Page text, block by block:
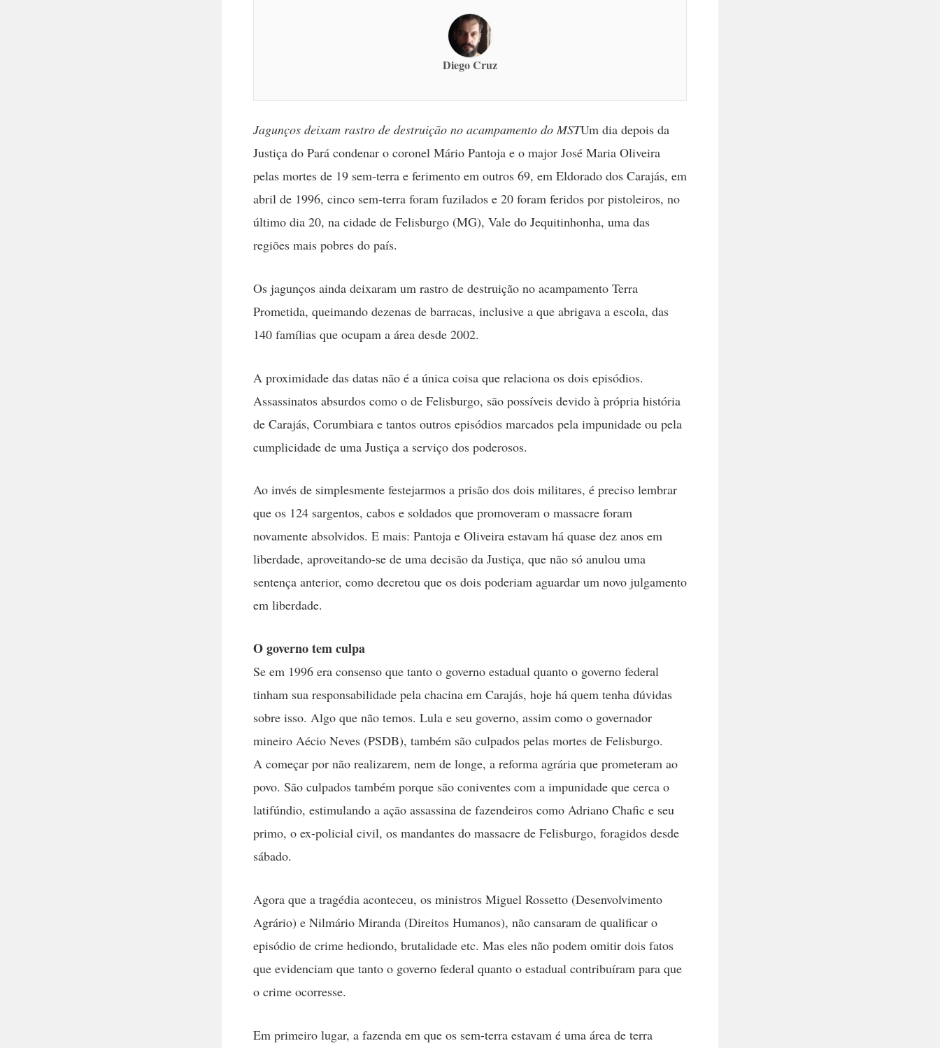
Diego Cruz
Jagunços deixam rastro de destruição no acampamento do MSTUm dia depois da
Justiça do Pará condenar o coronel Mário Pantoja e o major José Maria Oliveira
pelas mortes de 19 sem-terra e ferimento em outros 69, em Eldorado dos Carajás, em
abril de 1996, cinco sem-terra foram fuzilados e 20 foram feridos por pistoleiros, no
último dia 20, na cidade de Felisburgo (MG), Vale do Jequitinhonha, uma das
regiões mais pobres do país.
Os jagunços ainda deixaram um rastro de destruição no acampamento Terra
Prometida, queimando dezenas de barracas, inclusive a que abrigava a escola, das
140 famílias que ocupam a área desde 2002.
A proximidade das datas não é a única coisa que relaciona os dois episódios.
Assassinatos absurdos como o de Felisburgo, são possíveis devido à própria história
de Carajás, Corumbiara e tantos outros episódios marcados pela impunidade ou pela
cumplicidade de uma Justiça a serviço dos poderosos.
Ao invés de simplesmente festejarmos a prisão dos dois militares, é preciso lembrar
que os 124 sargentos, cabos e soldados que promoveram o massacre foram
novamente absolvidos. E mais: Pantoja e Oliveira estavam há quase dez anos em
liberdade, aproveitando-se de uma decisão da Justiça, que não só anulou uma
sentença anterior, como decretou que os dois poderiam aguardar um novo julgamento
em liberdade.
O governo tem culpa
Se em 1996 era consenso que tanto o governo estadual quanto o governo federal
tinham sua responsabilidade pela chacina em Carajás, hoje há quem tenha dúvidas
sobre isso. Algo que não temos. Lula e seu governo, assim como o governador
mineiro Aécio Neves (PSDB), também são culpados pelas mortes de Felisburgo.
A começar por não realizarem, nem de longe, a reforma agrária que prometeram ao
povo. São culpados também porque são coniventes com a impunidade que cerca o
latifúndio, estimulando a ação assassina de fazendeiros como Adriano Chafic e seu
primo, o ex-policial civil, os mandantes do massacre de Felisburgo, foragidos desde
sábado.
Agora que a tragédia aconteceu, os ministros Miguel Rossetto (Desenvolvimento
Agrário) e Nilmário Miranda (Direitos Humanos), não cansaram de qualificar o
episódio de crime hediondo, brutalidade etc. Mas eles não podem omitir dois fatos
que evidenciam que tanto o governo federal quanto o estadual contribuíram para que
o crime ocorresse.
Em primeiro lugar, a fazenda em que os sem-terra estavam é uma área de terra